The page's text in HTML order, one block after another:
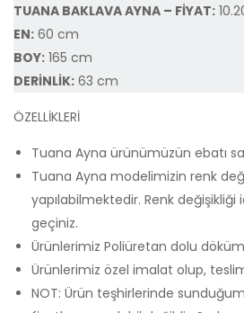
TUANA BAKLAVA AYNA – FİYAT:
EN: 60 cm
BOY: 165 cm
DERİNLİK: 63 cm
ÖZELLİKLERİ
Tuana Ayna ürünümüzün ebatı
Tuana Ayna modelimizin renk
yapılabilmektedir. Renk
geçiniz.
Ürünlerimiz Poliüretan dolu
Ürünlerimiz özel imalat olup,
NOT: Ürün teşhirlerinde